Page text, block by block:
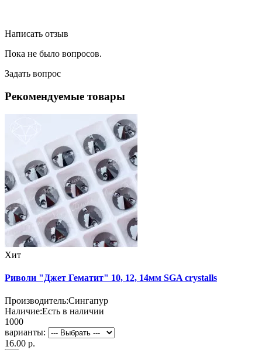
Написать отзыв
Пока не было вопросов.
Задать вопрос
Рекомендуемые товары
Хит
Риволи "Джет Гематит" 10, 12, 14мм SGA crystalls
Производитель:Сингапур
Наличие:Есть в наличии
1000
варианты:
16.00 р.